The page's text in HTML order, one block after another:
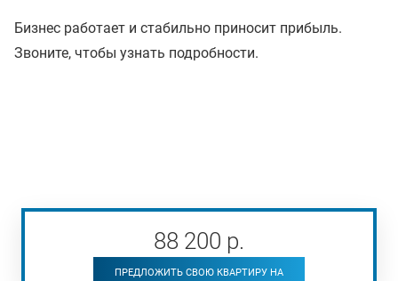
Бизнес работает и стабильно приносит прибыль.
Звоните, чтобы узнать подробности.
88 200 р.
ПРЕДЛОЖИТЬ СВОЮ КВАРТИРУ НА